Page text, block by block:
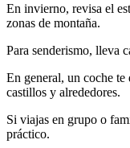
En invierno, revisa el
zonas de montaña.
Para senderismo, lleva
En general, un coche
castillos y alrededores.
Si viajas en grupo o
práctico.